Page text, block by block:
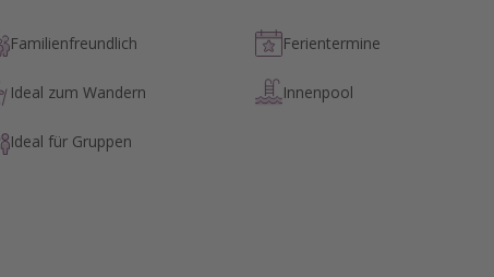
Familienfreundlich Ferientermine
Ideal zum Wandern Innenpool
Ideal für Gruppen